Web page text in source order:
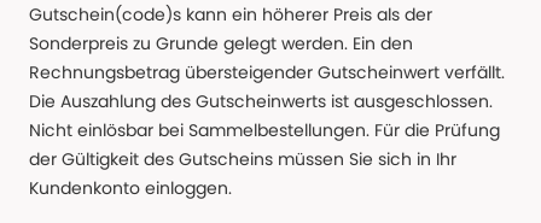
Gutschein(code)s kann ein höherer Preis als der
Sonderpreis zu Grunde gelegt werden. Ein den
Rechnungsbetrag übersteigender Gutscheinwert verfällt.
Die Auszahlung des Gutscheinwerts ist ausgeschlossen.
Nicht einlösbar bei Sammelbestellungen. Für die Prüfung
der Gültigkeit des Gutscheins müssen Sie sich in Ihr
Kundenkonto einloggen.